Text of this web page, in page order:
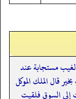
مستجابة عند
قال الملك الموكل
السوق فلقيت